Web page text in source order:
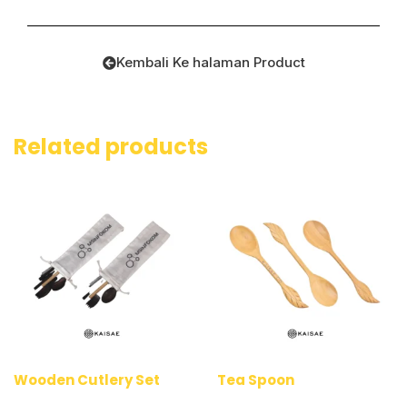
Kembali Ke halaman Product
Related products
Wooden Cutlery Set Tea Spoon